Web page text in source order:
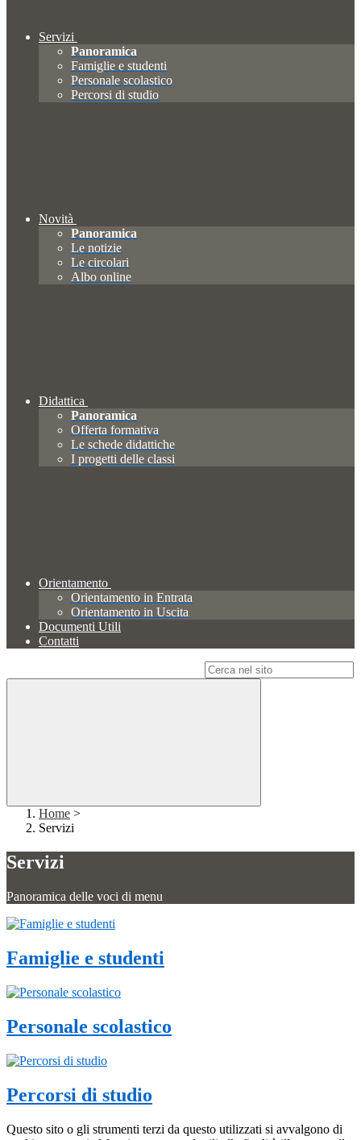
Servizi
Panoramica
Famiglie e studenti
Personale scolastico
Percorsi di studio
Novità
Panoramica
Le notizie
Le circolari
Albo online
Didattica
Panoramica
Offerta formativa
Le schede didattiche
I progetti delle classi
Orientamento
Orientamento in Entrata
Orientamento in Uscita
Documenti Utili
Contatti
Home >
Servizi
Servizi
Panoramica delle voci di menu
Famiglie e studenti
Personale scolastico
Percorsi di studio
Questo sito o gli strumenti terzi da questo utilizzati si avvalgono di